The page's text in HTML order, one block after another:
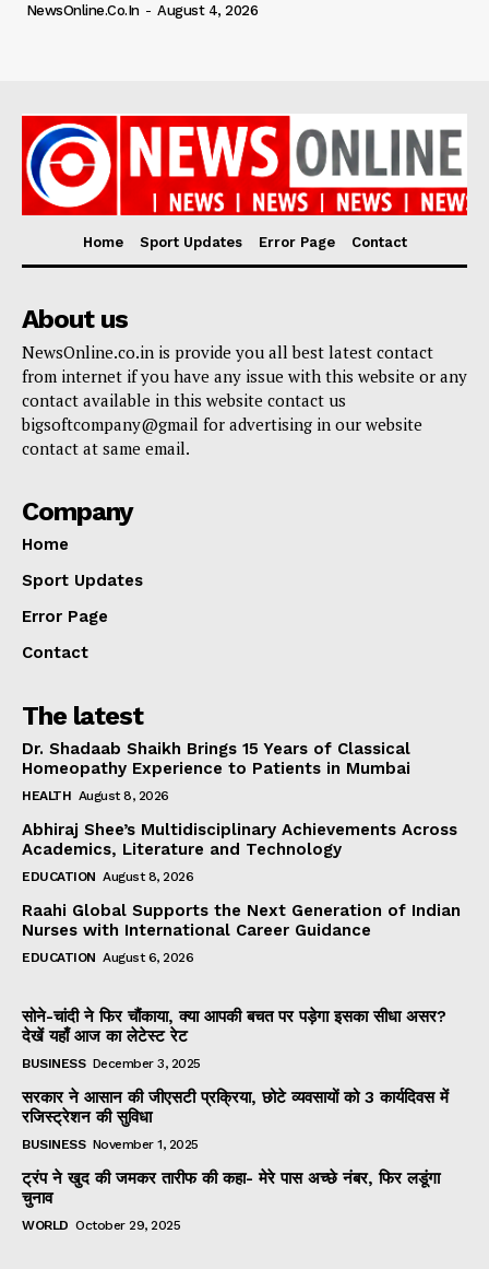
NewsOnline.co.in - August 4, 2026
Home Sport Updates Error Page Contact
About us
NewsOnline.co.in is provide you all best latest contact
from internet if you have any issue with this website or any
contact available in this website contact us
bigsoftcompany@gmail for advertising in our website
contact at same email.
Company
Home
Sport Updates
Error Page
Contact
The latest
Dr. Shadaab Shaikh Brings 15 Years of Classical
Homeopathy Experience to Patients in Mumbai
HEALTH August 8, 2026
Abhiraj Shee’s Multidisciplinary Achievements Across
Academics, Literature and Technology
EDUCATION August 8, 2026
Raahi Global Supports the Next Generation of Indian
Nurses with International Career Guidance
EDUCATION August 6, 2026
सोने-चांदी ने फिर चौंकाया, क्या आपकी बचत पर पड़ेगा इसका सीधा असर?
देखें यहाँ आज का लेटेस्ट रेट
BUSINESS December 3, 2025
सरकार ने आसान की जीएसटी प्रक्रिया, छोटे व्यवसायों को 3 कार्यदिवस में
रजिस्ट्रेशन की सुविधा
BUSINESS November 1, 2025
ट्रंप ने खुद की जमकर तारीफ की कहा- मेरे पास अच्छे नंबर, फिर लडूंगा
चुनाव
WORLD October 29, 2025